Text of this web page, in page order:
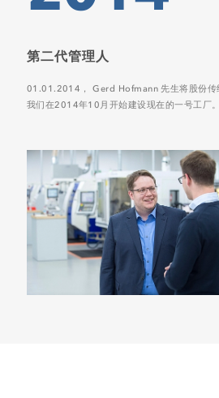
第二代管理人
01.01.2014， Gerd Hofmann 先生将股份传
我们在2014年10月开始建设现在的一号工厂。